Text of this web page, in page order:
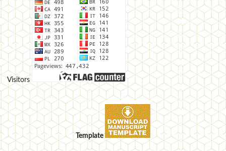
Visitors
Template